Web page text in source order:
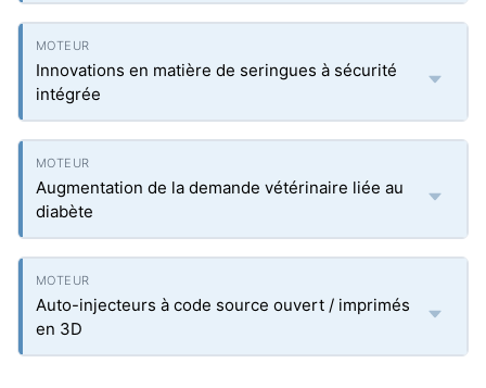
Innovations en matière de seringues à sécurité
intégrée
Augmentation de la demande vétérinaire liée au
diabète
Auto-injecteurs à code source ouvert / imprimés
en 3D